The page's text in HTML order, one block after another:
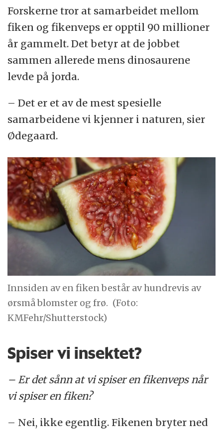
Forskerne tror at samarbeidet mellom
fiken og fikenveps er opptil 90 millioner
år gammelt. Det betyr at de jobbet
sammen allerede mens dinosaurene
levde på jorda.
– Det er et av de mest spesielle
samarbeidene vi kjenner i naturen, sier
Ødegaard.
Innsiden av en fiken består av hundrevis av
ørsmå blomster og frø. (Foto:
KMFehr/Shutterstock)
Spiser vi insektet?
– Er det sånn at vi spiser en fikenveps når
vi spiser en fiken?
– Nei, ikke egentlig. Fikenen bryter ned